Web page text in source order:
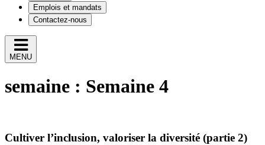
Emplois et mandats
Contactez-nous
MENU
semaine : Semaine 4
Cultiver l’inclusion, valoriser la diversité (partie 2)